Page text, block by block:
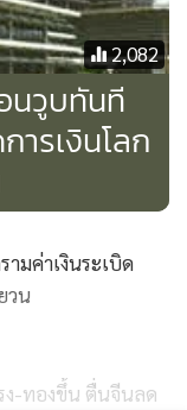
2,082
นวูบทันที
ารเงินโลก
ามค่าเงินระเบิด
วน
ง-ทองขึ้น ตื่นจีนลด